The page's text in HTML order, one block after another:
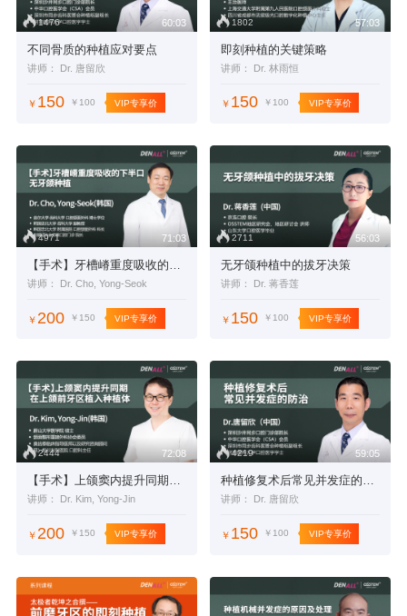
60:03
1476
不同骨质的种植应对要点
讲师： Dr. 唐留欣
￥ 150 ￥100 VIP专享价
57:03
1802
即刻种植的关键策略
讲师： Dr. 林雨恒
￥ 150 ￥100 VIP专享价
71:03
4971
【手术】牙槽嵴重度吸收的下半口无牙颌种植
讲师： Dr. Cho, Yong-Seok
￥ 200 ￥150 VIP专享价
56:03
2711
无牙颌种植中的拔牙决策
讲师： Dr. 蒋香莲
￥ 150 ￥100 VIP专享价
72:08
2444
【手术】上颌窦内提升同期在上颌前牙区植入种植体
讲师： Dr. Kim, Yong-Jin
￥ 200 ￥150 VIP专享价
59:05
4219
种植修复术后常见并发症的防治
讲师： Dr. 唐留欣
￥ 150 ￥100 VIP专享价